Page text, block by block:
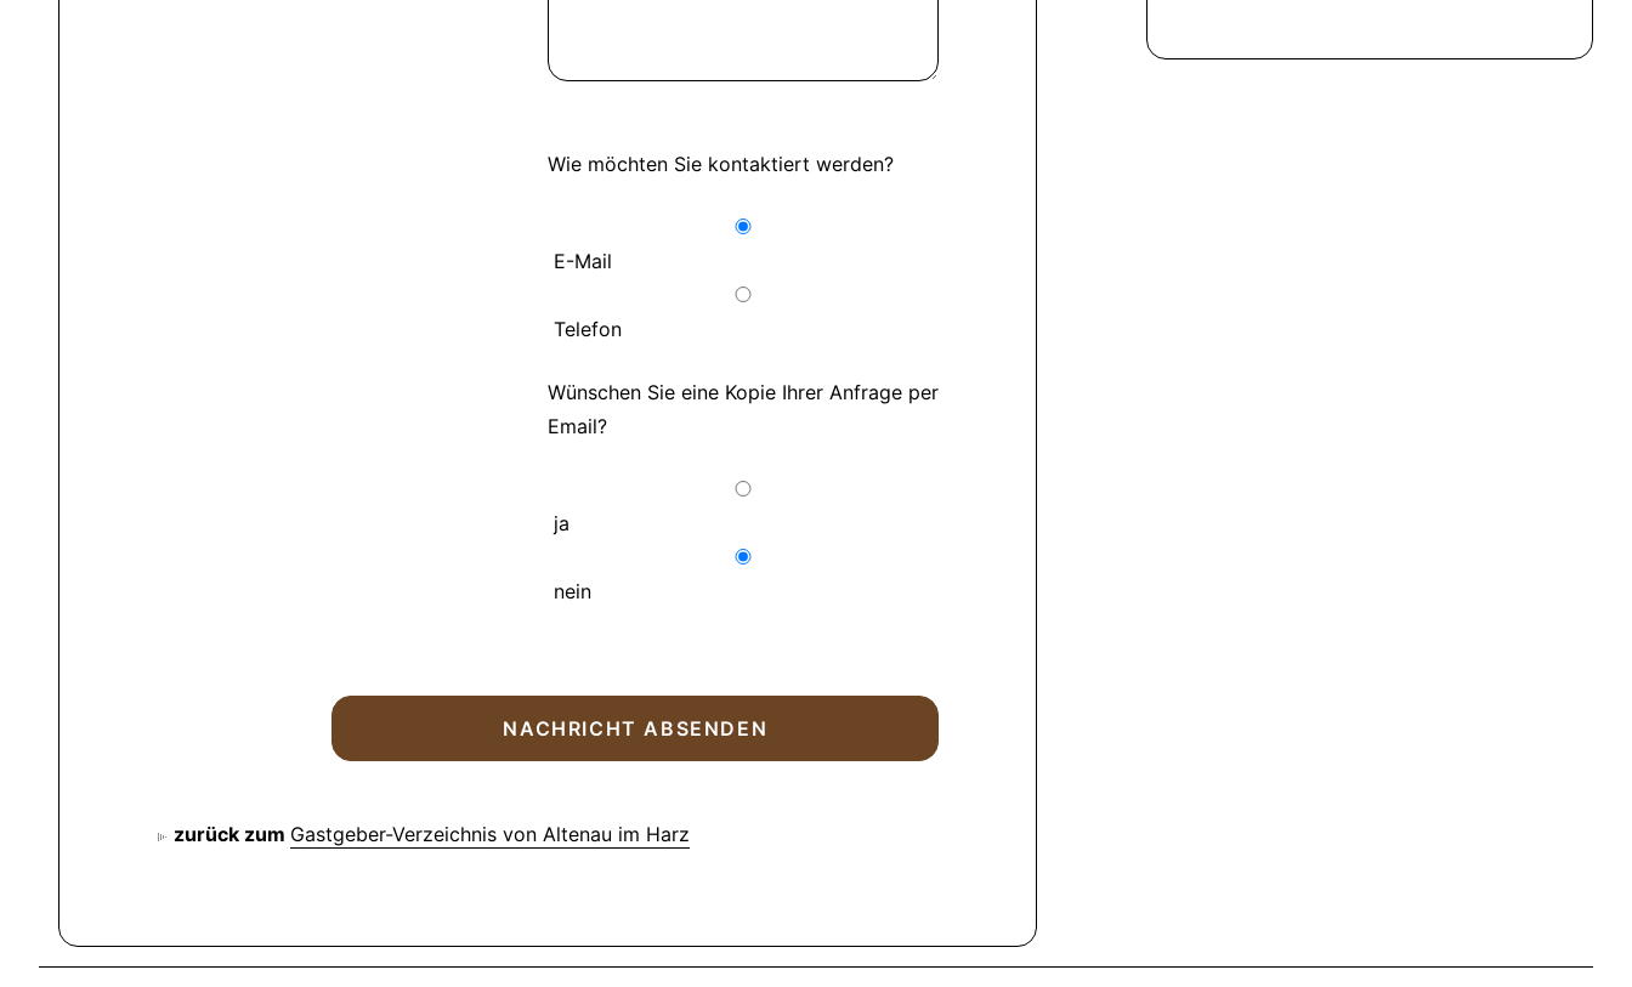
Wie möchten Sie kontaktiert werden?
E-Mail
Telefon
Wünschen Sie eine Kopie Ihrer Anfrage per
Email?
ja
nein
zurück zum Gastgeber-Verzeichnis von Altenau im Harz